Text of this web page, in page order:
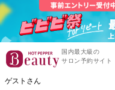
国内最大級の
サロン予約サイト
ゲストさん